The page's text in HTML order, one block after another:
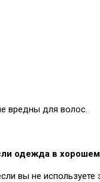
вредны для волос.
одежда в
вы не используете